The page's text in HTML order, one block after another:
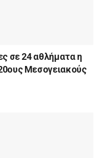
σε 24 αθλήματα η
Μεσογειακούς